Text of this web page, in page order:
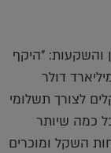
והשקעות: "היקף
דולר
לצורך תשלומי
כמה שיותר
השקל ומוכרים